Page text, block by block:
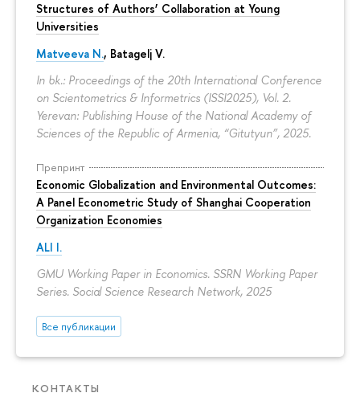
Structures of Authors’ Collaboration at Young
Universities
Matveeva N., Batagelj V.
In bk.: Proceedings of the 20th International Conference
on Scientometrics & Informetrics (ISSI2025), Vol. 2.
Yerevan: Publishing House of the National Academy of
Sciences of the Republic of Armenia, “Gitutyun”, 2025.
Препринт
Economic Globalization and Environmental Outcomes:
A Panel Econometric Study of Shanghai Cooperation
Organization Economies
ALI I.
GMU Working Paper in Economics. SSRN Working Paper
Series. Social Science Research Network, 2025
Все публикации
КОНТАКТЫ